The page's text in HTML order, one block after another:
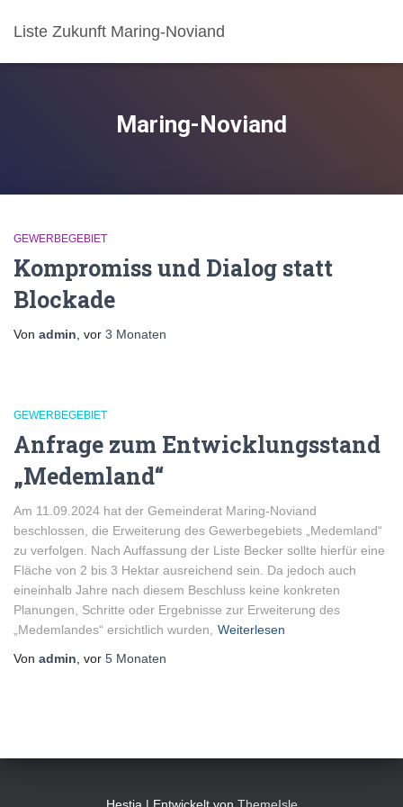
Liste Zukunft Maring-Noviand
Maring-Noviand
GEWERBEGEBIET
Kompromiss und Dialog statt
Blockade
Von admin , vor 3 Monaten
GEWERBEGEBIET
Anfrage zum Entwicklungsstand
„Medemland“
Am 11.09.2024 hat der Gemeinderat Maring-Noviand
beschlossen, die Erweiterung des Gewerbegebiets „Medemland“
zu verfolgen. Nach Auffassung der Liste Becker sollte hierfür eine
Fläche von 2 bis 3 Hektar ausreichend sein. Da jedoch auch
eineinhalb Jahre nach diesem Beschluss keine konkreten
Planungen, Schritte oder Ergebnisse zur Erweiterung des
„Medemlandes“ ersichtlich wurden,
Weiterlesen
Von admin , vor 5 Monaten